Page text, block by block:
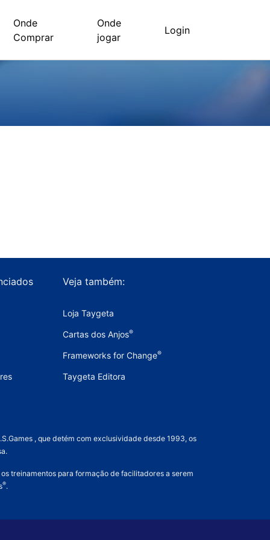
Onde
Comprar
Onde
jogar
Login
Veja também:
Loja Taygeta
Cartas dos Anjos®
Frameworks for Change®
Taygeta Editora
, que detém com exclusividade desde 1993, os
treinamentos para formação de facilitadores a serem
®.